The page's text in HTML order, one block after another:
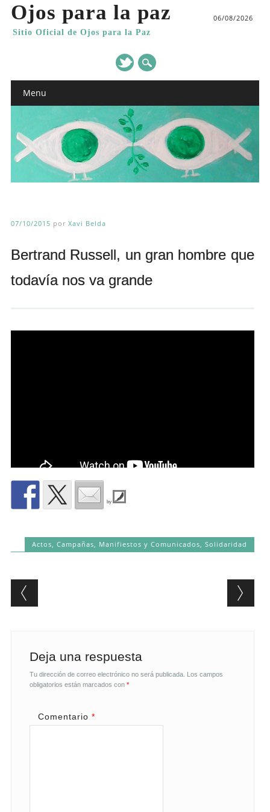
Ojos para la paz
Sitio Oficial de Ojos para la Paz
06/08/2026
Main menu
Menu
07/10/2015 por Xavi Belda
Bertrand Russell, un gran hombre que
todavía nos va grande
by
Actos Campañas Manifiestos y Comunicados Solidaridad
Post navigation
Deja una respuesta
Tu dirección de correo electrónico no será publicada. Los campos
obligatorios están marcados con *
Comentario *